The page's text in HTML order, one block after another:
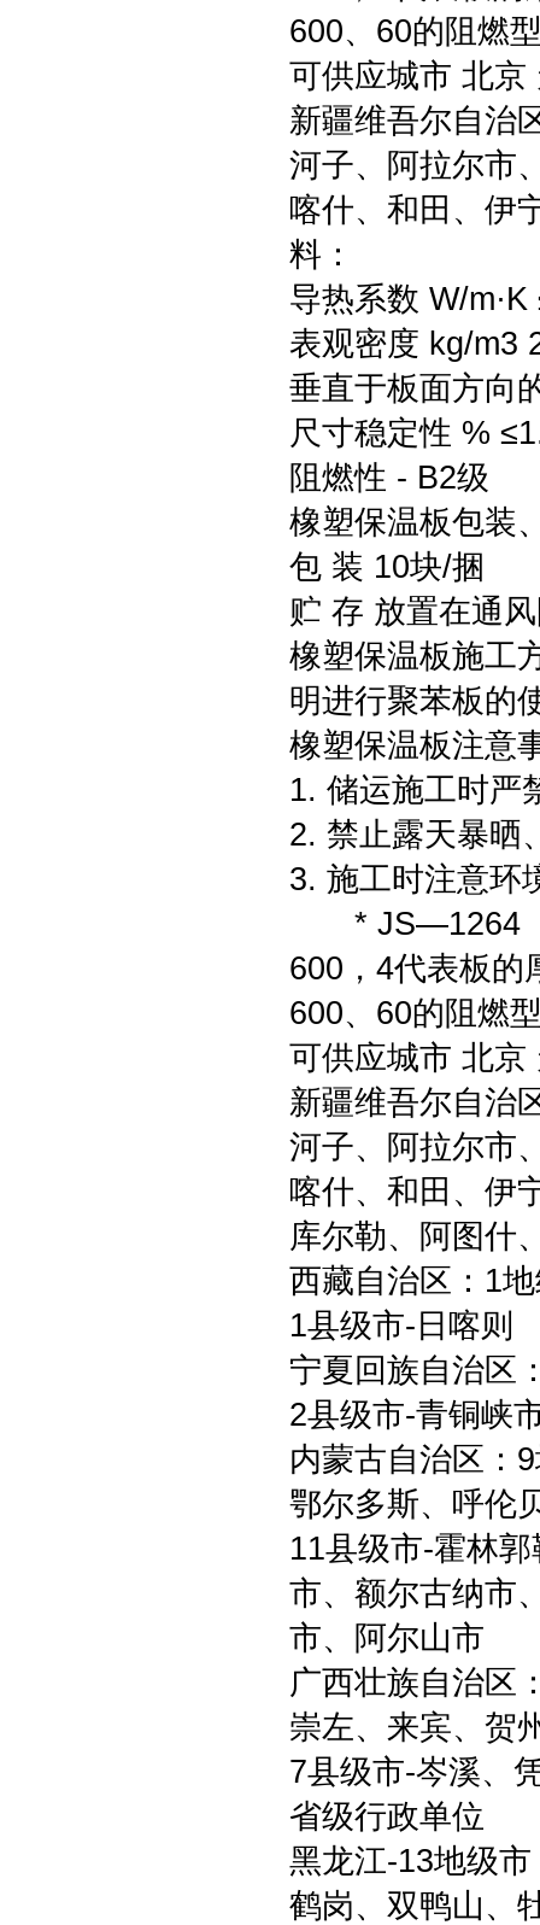
600、60的阻燃
可供应城市 北京
新疆维吾尔自治
河子、阿拉尔市
喀什、和田、伊
料：
导热系数 W/m·K
表观密度 kg/m3
垂直于板面方向
尺寸稳定性 %
阻燃性 - B2级
橡塑保温板包装
包 装 10块/捆
贮 存 放置在通
橡塑保温板施工
明进行聚苯板的
橡塑保温板注意
1. 储运施工时严
2. 禁止露天暴晒
3. 施工时注意环
* JS—1264（
600，4代表板的
600、60的阻燃
可供应城市 北京
新疆维吾尔自治
河子、阿拉尔市
喀什、和田、伊
库尔勒、阿图什
西藏自治区：1
1县级市-日喀则
宁夏回族自治区
2县级市-青铜峡
内蒙古自治区：
鄂尔多斯、呼伦
11县级市-霍林
市、额尔古纳市
市、阿尔山市
广西壮族自治区
崇左、来宾、贺
7县级市-岑溪、
省级行政单位
黑龙江-13地级
鹤岗、双鸭山、